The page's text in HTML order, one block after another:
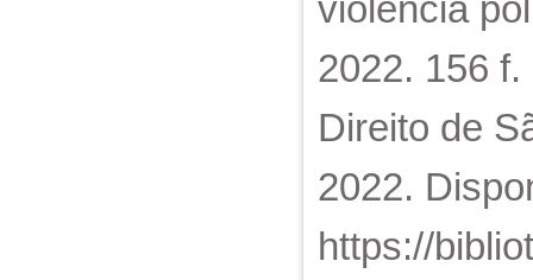
violência
2022. 156
Direito de
2022.
https://